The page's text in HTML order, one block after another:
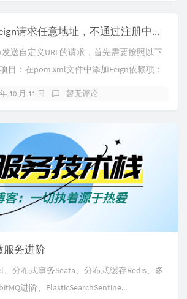
【开发技巧】Feign请求任意地址，不通过注册中心请求
送自定义URL的请求，首先需要按照以下
目：在pom.xml文件中添加Feign依赖项：
10 月 11 日 暂无评论
服务进阶
分布式事务Seata、分布式缓存Redis、多
进阶、ElasticSearchSentine...